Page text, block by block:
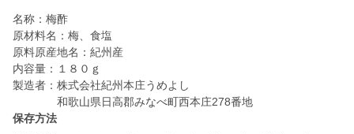
名称：梅酢
原材料名：梅、食塩
原料原産地名：紀州産
内容量：１８０ｇ
製造者：株式会社紀州本庄うめよし
和歌山県日高郡みなべ町西本庄278番地
保存方法